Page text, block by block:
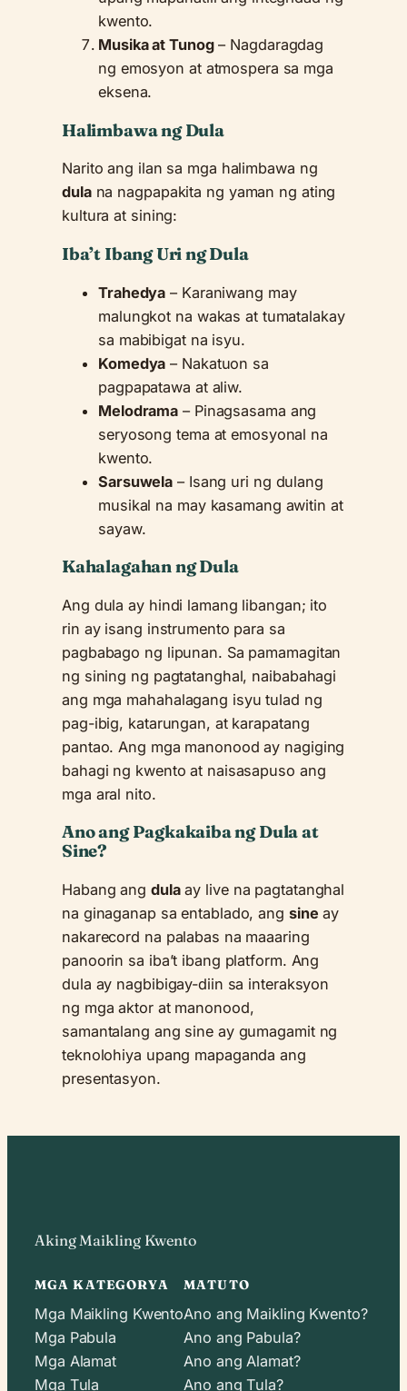
kwento.
Musika at Tunog– Nagdaragdag
ng emosyon at atmospera sa mga
eksena.
Halimbawa ng Dula
Narito ang ilan sa mga halimbawa ng
dulana nagpapakita ng yaman ng ating
kultura at sining:
Iba’t Ibang Uri ng Dula
Trahedya – Karaniwang may
malungkot na wakas at tumatalakay
sa mabibigat na isyu.
Komedya – Nakatuon sa
pagpapatawa at aliw.
Melodrama – Pinagsasama ang
seryosong tema at emosyonal na
kwento.
Sarsuwela – Isang uri ng dulang
musikal na may kasamang awitin at
sayaw.
Kahalagahan ng Dula
Ang dula ay hindi lamang libangan; ito
rin ay isang instrumento para sa
pagbabago ng lipunan. Sa pamamagitan
ng sining ng pagtatanghal, naibabahagi
ang mga mahahalagang isyu tulad ng
pag-ibig, katarungan, at karapatang
pantao. Ang mga manonood ay nagiging
bahagi ng kwento at naisasapuso ang
mga aral nito.
Ano ang Pagkakaiba ng Dula at
Sine?
Habang ang dulaay live na pagtatanghal
na ginaganap sa entablado, ang sine ay
nakarecord na palabas na maaaring
panoorin sa iba’t ibang platform. Ang
dula ay nagbibigay-diin sa interaksyon
ng mga aktor at manonood,
samantalang ang sine ay gumagamit ng
teknolohiya upang mapaganda ang
presentasyon.
Aking Maikling Kwento
MGA KATEGORYA
Mga Maikling Kwento
Mga Pabula
Mga Alamat
Mga Tula
MATUTO
Ano ang Maikling Kwento?
Ano ang Pabula?
Ano ang Alamat?
Ano ang Tula?